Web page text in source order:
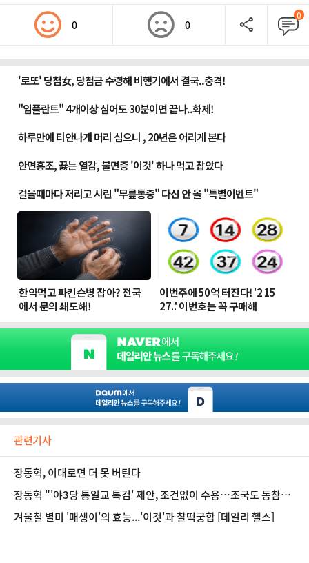
0 0
0
관련기사
장동혁, 이대로면 더 못 버틴다
장동혁 "'야3당 통일교 특검' 제안, 조건없이 수용…조국도 동참하
길"
겨울철 별미 '매생이'의 효능...'이것'과 찰떡궁합 [데일리 헬스]